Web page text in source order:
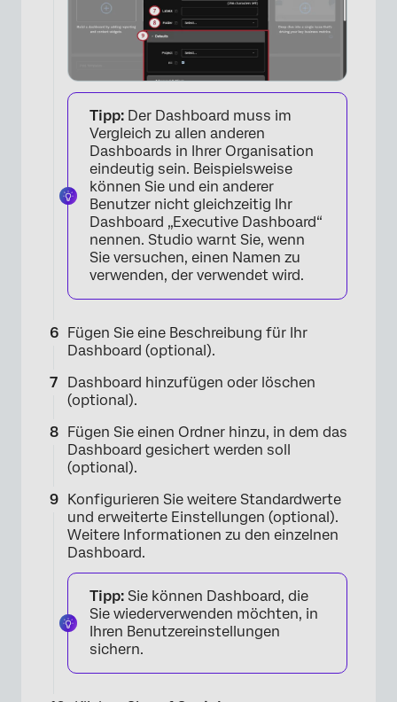
×
Tipp: Der Dashboard muss im
Vergleich zu allen anderen
Dashboards in Ihrer Organisation
eindeutig sein. Beispielsweise
können Sie und ein anderer
Benutzer nicht gleichzeitig Ihr
Dashboard „Executive Dashboard“
nennen. Studio warnt Sie, wenn
Sie versuchen, einen Namen zu
verwenden, der verwendet wird.
Fügen Sie eine Beschreibung für Ihr
Dashboard (optional).
Dashboard hinzufügen oder löschen
(optional).
Fügen Sie einen Ordner hinzu, in dem das
Dashboard gesichert werden soll
(optional).
Konfigurieren Sie weitere Standardwerte
und erweiterte Einstellungen (optional).
Weitere Informationen zu den einzelnen
Dashboard.
Tipp: Sie können Dashboard, die
Sie wiederverwenden möchten, in
Ihren Benutzereinstellungen
sichern.